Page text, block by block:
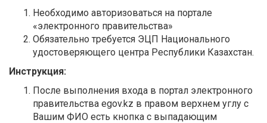
Необходимо авторизоваться на портале
«электронного правительства»
Обязательно требуется ЭЦП Национального
удостоверяющего центра Республики Казахстан.
Инструкция:
После выполнения входа в портал электронного
правительства egov.kz в правом верхнем углу с
Вашим ФИО есть кнопка с выпадающим